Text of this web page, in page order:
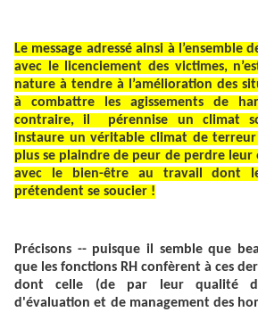
Le message adressé ainsi à l’ensemble
avec le licenciement des victimes,
nature à tendre à l’amélioration des
à combattre les agissements de
contraire, il pérennise un climat
instaure un véritable climat de terreur
plus se plaindre de peur de perdre
avec le bien-être au travail dont
prétendent se soucier !
Précisons -- puisque il semble que
que les fonctions RH confèrent à ces
dont celle (de par leur qualité
d'évaluation et de management des